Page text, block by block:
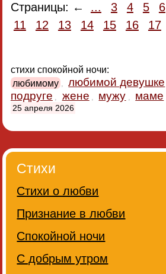
Страницы: ←
... 3 4 5 6
11
12 13 14 15 16 17
стихи спокойной ночи:
любимому , любимой девушке
подруге , жене , мужу , маме
25 апреля 2026
Стихи
Стихи о любви
Признание в любви
Спокойной ночи
С добрым утром